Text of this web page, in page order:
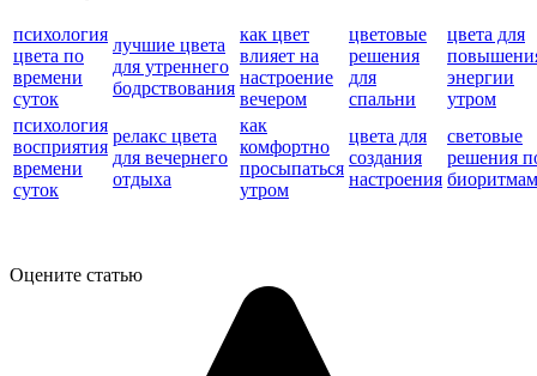
психология
цвета по
времени
суток
лучшие цвета
для утреннего
бодрствования
как цвет
влияет на
настроение
вечером
цветовые
решения
для
спальни
цвета для
энергии
утром
психология
восприятия
времени
суток
релакс цвета
для вечернего
отдыха
как
комфортно
просыпаться
утром
цвета для
создания
настроения
световые
решения
биоритмам
Оцените статью